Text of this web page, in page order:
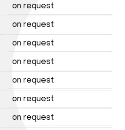
on request
on request
on request
on request
on request
on request
on request